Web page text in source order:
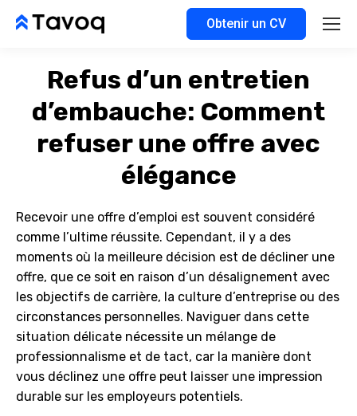
Obtenir un CV
Refus d’un entretien
d’embauche: Comment
refuser une offre avec
élégance
Recevoir une offre d’emploi est souvent considéré
comme l’ultime réussite. Cependant, il y a des
moments où la meilleure décision est de décliner une
offre, que ce soit en raison d’un désalignement avec
les objectifs de carrière, la culture d’entreprise ou des
circonstances personnelles. Naviguer dans cette
situation délicate nécessite un mélange de
professionnalisme et de tact, car la manière dont
vous déclinez une offre peut laisser une impression
durable sur les employeurs potentiels.